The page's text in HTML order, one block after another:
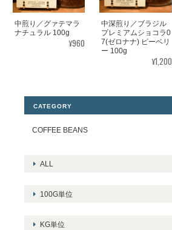
中煎り／グァテマラ
ナチュラル 100g
¥960
中深煎り／ブラジル
プレミアムショコラ0
7(ゼロナナ) ピーベリ
ー 100g
¥1,200
CATEGORY
COFFEE BEANS
ALL
100G単位
KG単位